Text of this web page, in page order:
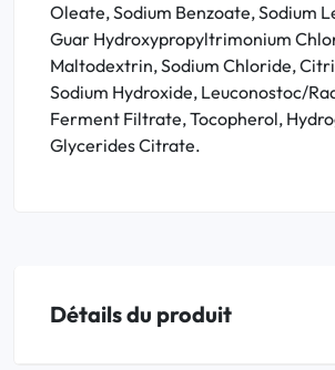
Oleate, Sodium Benzoate, Sodium
Guar Hydroxypropyltrimonium
Maltodextrin, Sodium Chloride,
Sodium Hydroxide, Leuconostoc/
Ferment Filtrate, Tocopherol,
Glycerides Citrate.
Détails du produit